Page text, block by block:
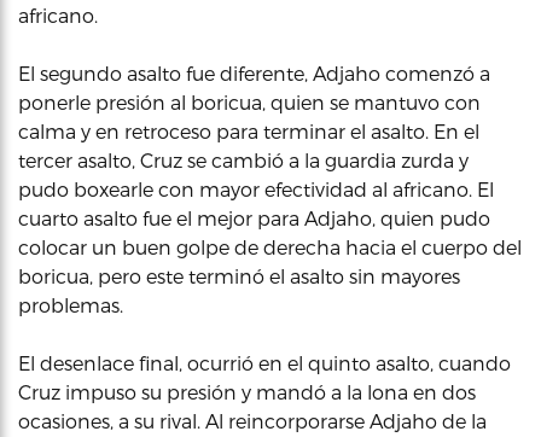
africano.
El segundo asalto fue diferente, Adjaho comenzó a
ponerle presión al boricua, quien se mantuvo con
calma y en retroceso para terminar el asalto. En el
tercer asalto, Cruz se cambió a la guardia zurda y
pudo boxearle con mayor efectividad al africano. El
cuarto asalto fue el mejor para Adjaho, quien pudo
colocar un buen golpe de derecha hacia el cuerpo del
boricua, pero este terminó el asalto sin mayores
problemas.
El desenlace final, ocurrió en el quinto asalto, cuando
Cruz impuso su presión y mandó a la lona en dos
ocasiones, a su rival. Al reincorporarse Adjaho de la